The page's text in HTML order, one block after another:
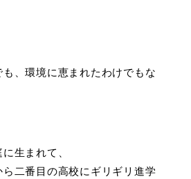
、環境に恵まれたわけでもな
生まれて、
二番目の高校にギリギリ進学